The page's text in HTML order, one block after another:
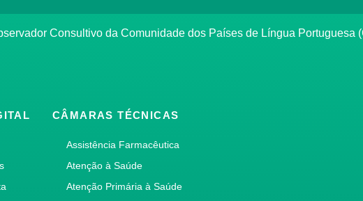
Consultivo da Comunidade dos Países de Língua Portuguesa
CÂMARAS TÉCNICAS
Assistência Farmacêutica
Atenção à Saúde
Atenção Primária à Saúde